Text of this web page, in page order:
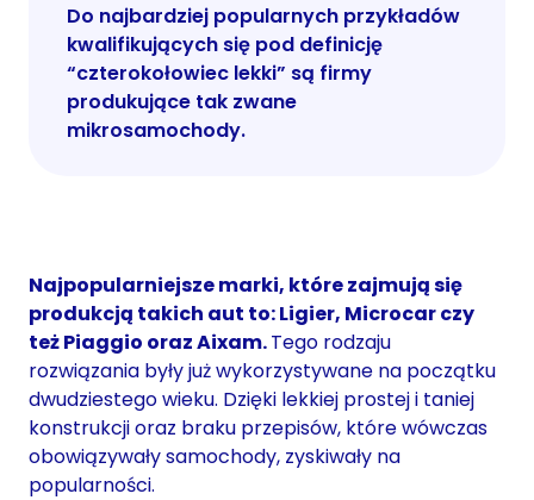
Do najbardziej popularnych przykładów
kwalifikujących się pod definicję
“czterokołowiec lekki” są firmy
produkujące tak zwane
mikrosamochody.
Najpopularniejsze marki, które zajmują się
produkcją takich aut to: Ligier, Microcar czy
też Piaggio oraz Aixam.Tego rodzaju
rozwiązania były już wykorzystywane na początku
dwudziestego wieku. Dzięki lekkiej prostej i taniej
konstrukcji oraz braku przepisów, które wówczas
obowiązywały samochody, zyskiwały na
popularności.